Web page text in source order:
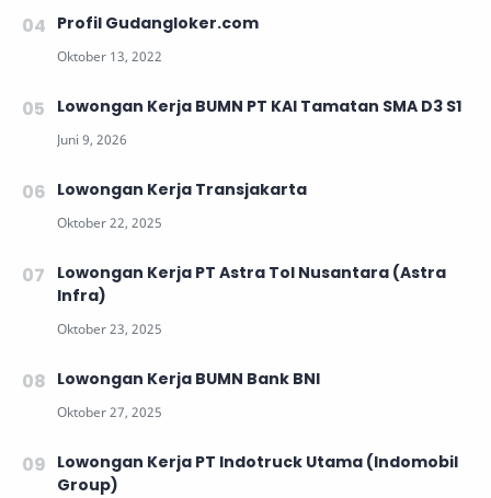
Profil Gudangloker.com
Lowongan Kerja BUMN PT KAI Tamatan SMA D3 S1
Lowongan Kerja Transjakarta
Lowongan Kerja PT Astra Tol Nusantara (Astra
Infra)
Lowongan Kerja BUMN Bank BNI
Lowongan Kerja PT Indotruck Utama (Indomobil
Group)